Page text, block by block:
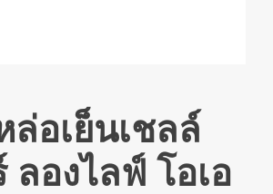
ล่อเย็นเชลล์
ลองไลฟ์ โอเอ